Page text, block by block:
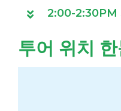
2:00-2:30PM
투어 위치